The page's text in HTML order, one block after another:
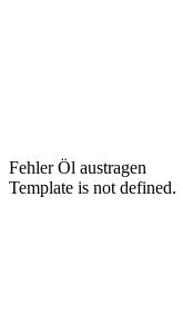
Fehler Öl austragen
Template is not defined.